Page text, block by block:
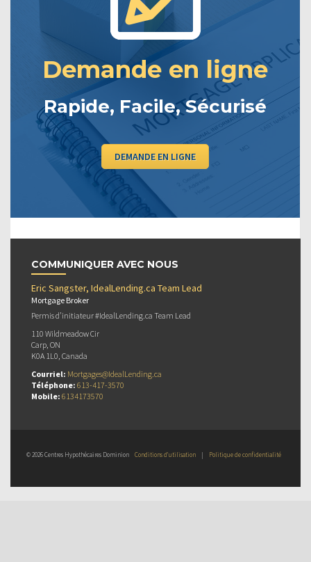
Demande en ligne
Rapide, Facile, Sécurisé
DEMANDE EN LIGNE
COMMUNIQUER AVEC NOUS
Eric Sangster, IdealLending.ca Team Lead
Mortgage Broker
Permis d’initiateur #IdealLending.ca Team Lead
110 Wildmeadow Cir
Carp, ON
K0A 1L0, Canada
Courriel: Mortgages@IdealLending.ca
Téléphone: 613-417-3570
Mobile: 6134173570
© 2026 Centres Hypothécaires Dominion Conditions d’utilisation | Politique de confidentialité